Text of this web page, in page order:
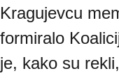
Kragujevcu
formiralo
je, kako su